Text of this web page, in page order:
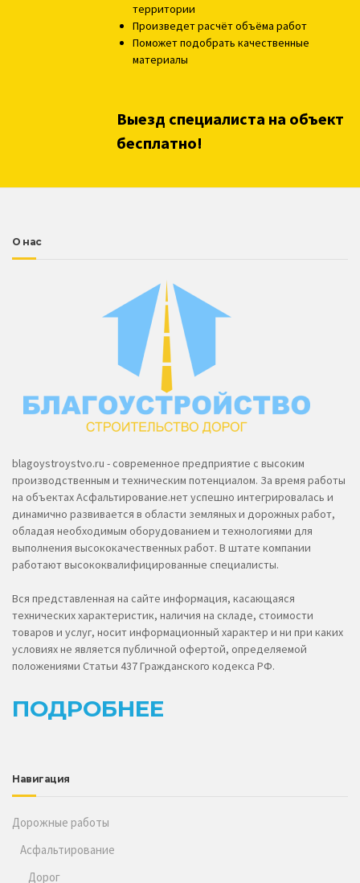
территории
Произведет расчёт объёма работ
Поможет подобрать качественные
материалы
Выезд специалиста на объект
бесплатно!
О нас
blagoystroystvo.ru - современное предприятие с высоким
производственным и техническим потенциалом. За время работы
на объектах Асфальтирование.нет успешно интегрировалась и
динамично развивается в области земляных и дорожных работ,
обладая необходимым оборудованием и технологиями для
выполнения высококачественных работ. В штате компании
работают высококвалифицированные специалисты.
Вся представленная на сайте информация, касающаяся
технических характеристик, наличия на складе, стоимости
товаров и услуг, носит информационный характер и ни при каких
условиях не является публичной офертой, определяемой
положениями Статьи 437 Гражданского кодекса РФ.
ПОДРОБНЕЕ
Навигация
Дорожные работы
Асфальтирование
Дорог